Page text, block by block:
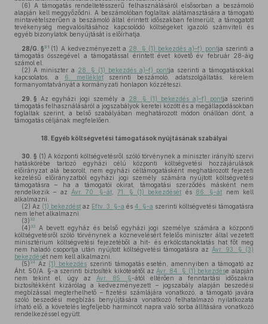
(6) A támogatás rendeltetésszerű felhasználásáról elsősorban a beszámoló
alapján kell meggyőződni. A beszámolóban foglaltak alátámasztására a támogató
mintavételszerűen a beszámoló által érintett időszakban felmerült, a támogatott
tevékenység megvalósításához kapcsolódó költségeket igazoló számviteli és
egyéb bizonylatok benyújtását is előírhatja.
28/G. §31 (1) A kedvezményezett a 28. § (1) bekezdés a)–f) pontja szerinti a
támogatás összegével a támogatással érintett évet követő év február 28-áig
számol el.
(2) A miniszter a 28. § (1) bekezdés a)–f) pontja szerinti a támogatásokkal
kapcsolatos, a
6. mellékletszerinti beszámoló, adatszolgáltatás, kérelem
formanyomtatványát a kormányzati honlapon közzéteszi.
29. § Az egyházi jogi személy a 28. § (1) bekezdés a)–f) pontja szerinti
támogatás felhasználásáról a jogszabályok keretei között és a megállapodásokban
foglaltak szerint, a belső szabályában meghatározott módon önállóan dönt, a
támogatás céljának megfelelően.
18. Egyéb költségvetési támogatások nyújtásának szabályai
30. § (1) A központi költségvetésről szóló törvénynek a miniszter irányító szervi
hatáskörébe tartozó egyházi célú központi költségvetési hozzájárulások
előirányzat alá besorolt, nem egyházi céltámogatásként meghatározott fejezeti
kezelésű előirányzatból egyházi jogi személy számára nyújtott költségvetési
támogatásra – ha a támogatói okirat, támogatási szerződés másként nem
rendelkezik – az Ávr. 70. §-át,71. § (1) bekezdését és 86. §-át nem kell
alkalmazni.
(2) Az (1) bekezdést az Eftv. 3. §-a és 4. §-a szerinti költségvetési támogatásra
nem lehet alkalmazni.
(3) 32
(4) 33
A bevett egyház és belső egyházi jogi személye számára a központi
költségvetésről szóló törvénynek a köznevelésért felelős miniszter által vezetett
minisztérium költségvetési fejezetéből a hit- és erkölcstanoktatás hat főt meg
nem haladó csoportja után nyújtott költségvetési támogatásra az Ávr. 93. § (3)
bekezdését nem kell alkalmazni.
(5) 34 Az (1) bekezdés szerinti támogatás esetén, amennyiben a támogató az
Áht. 50/A. §-a szerinti biztosíték kikötésétől az Ávr. 84. § (1) bekezdése alapján
nem tekint el, úgy az Ávr. 85. §-ától eltérően a fenntartási időszakra
biztosítékként kizárólag a kedvezményezett – jogszabály alapján beszedési
megbízással megterhelhető – fizetési számlájára vonatkozó, a támogató javára
szóló beszedési megbízás benyújtására vonatkozó felhatalmazó nyilatkozata
írható elő, a követelés legfeljebb harmincöt napra való sorba állítására vonatkozó
rendelkezéssel együtt.